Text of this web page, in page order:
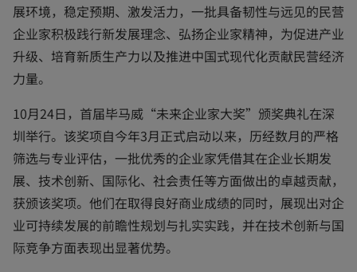
展环境，稳定预期、激发活力，一批具备韧性与远见的民营
企业家积极践行新发展理念、弘扬企业家精神，为促进产业
升级、培育新质生产力以及推进中国式现代化贡献民营经济
力量。
10月24日，首届毕马威“未来企业家大奖”颁奖典礼在深
圳举行。该奖项自今年3月正式启动以来，历经数月的严格
筛选与专业评估，一批优秀的企业家凭借其在企业长期发
展、技术创新、国际化、社会责任等方面做出的卓越贡献，
获颁该奖项。他们在取得良好商业成绩的同时，展现出对企
业可持续发展的前瞻性规划与扎实实践，并在技术创新与国
际竞争方面表现出显著优势。